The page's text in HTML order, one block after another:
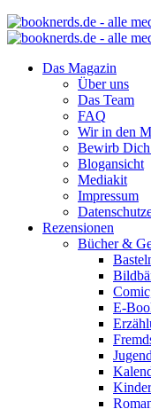
Das Magazin
Über uns
Das Team
FAQ
Wir in den
Bewirb
Blogansicht
Mediakit
Impressum
Rezensionen
Bücher &
E-